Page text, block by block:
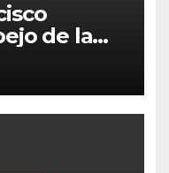
de la